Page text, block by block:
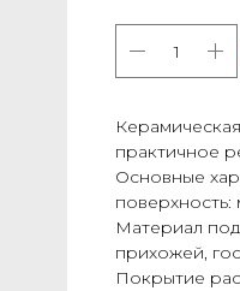
практичное
Основные
поверхность:
Материал
прихожей,
Покрытие